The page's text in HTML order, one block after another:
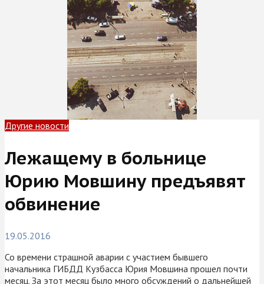
Другие новости
Лежащему в больнице
Юрию Мовшину предъявят
обвинение
19.05.2016
Со времени страшной аварии с участием бывшего
начальника ГИБДД Кузбасса Юрия Мовшина прошел почти
месяц. За этот месяц было много обсуждений о дальнейшей